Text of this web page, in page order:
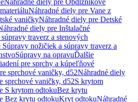
Náhradné diely pre Obdĺžnikové
Náhradné diely pre Vane z
vaničkyNáhradné diely pre Detské
diely pre Inštalačné
traverz a stenových
nožičiek a súpravy traverz a
Súpravy na opravuĎalšie
pre sprchy a kúpeľňové
sprchové vaničky, d52Náhradné diely
sprchové vaničky, d52S krytom
S krytom odtokuBez krytu
Bez krytu odtokuKryt odtokuNáhradné